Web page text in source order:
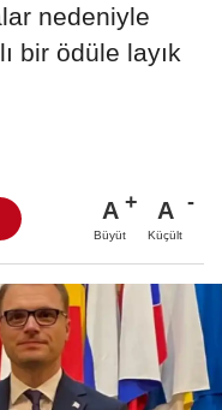
nedeniyle
bir ödüle layık
A
Büyüt
A
Küçült